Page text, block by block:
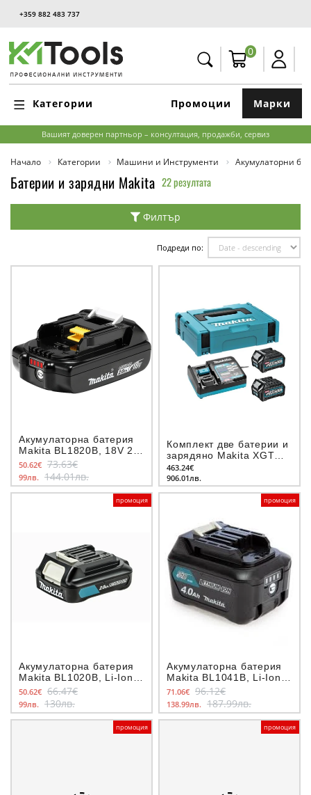
+359 882 483 737
0
Категории Марки
Промоции
Вашият доверен партньор – консултация, продажби, сервиз
Начало Категории Машини и Инструменти Акумулаторни
Батерии и зарядни Makita 22 резултата
Филтър
Подреди по:
Акумулаторна батерия
Makita BL1820B, 18V 2.0
Ah
50.62€ 73.63€
99лв. 144.01лв.
Комплект две батерии и
зарядяно Makita XGT
40V 2.5Ah
463.24€
906.01лв.
промоция
Акумулаторна батерия
Makita BL1020B, Li-Ion,
10.8-12V, 2.0 Ah
50.62€ 66.47€
99лв. 130лв.
промоция
Акумулаторна батерия
Makita BL1041B, Li-Ion
12.0 V, 4.0 Ah
71.06€ 96.12€
138.99лв. 187.99лв.
промоция промоция